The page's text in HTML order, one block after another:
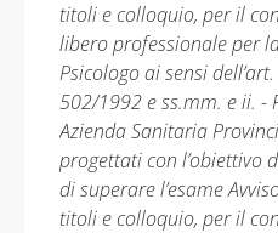
titoli e colloquio, per il
libero professionale per
Psicologo ai sensi
502/1992 e ss.mm. e ii. -
Azienda Sanitaria
progettati con l’obiettivo
di superare l’esame
titoli e colloquio, per il